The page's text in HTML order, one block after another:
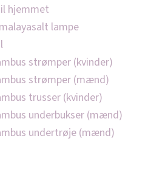
hjemmet
lampe
strømper (kvinder)
strømper (mænd)
trusser (kvinder)
underbukser (mænd)
undertrøje (mænd)